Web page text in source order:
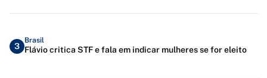
3
Brasil
Flávio critica STF e fala em indicar mulheres se for eleito